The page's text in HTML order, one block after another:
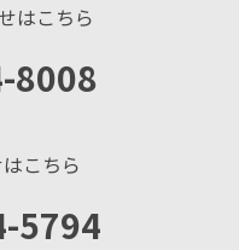
はこちら
8008
こちら
5794